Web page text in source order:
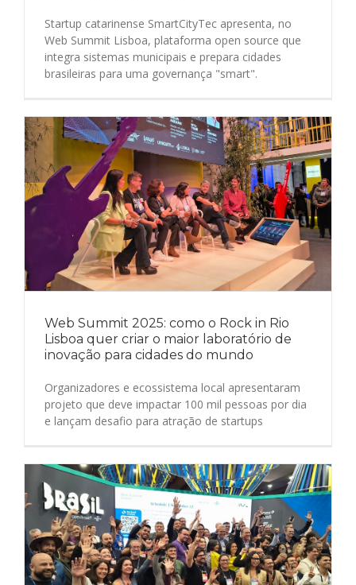
Startup catarinense SmartCityTec apresenta, no
Web Summit Lisboa, plataforma open source que
integra sistemas municipais e prepara cidades
brasileiras para uma governança "smart".
Web Summit 2025: como o Rock in Rio
Lisboa quer criar o maior laboratório de
inovação para cidades do mundo
Organizadores e ecossistema local apresentaram
projeto que deve impactar 100 mil pessoas por dia
e lançam desafio para atração de startups